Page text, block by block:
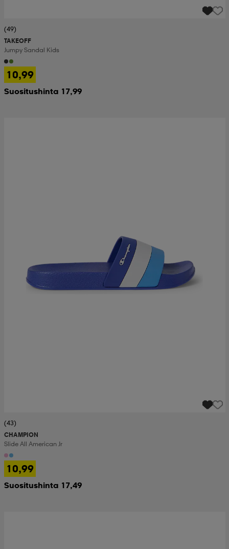
(49)
TAKEOFF
Jumpy Sandal Kids
10,99
Suositushinta 17,99
(43)
CHAMPION
Slide All American Jr
10,99
Suositushinta 17,49